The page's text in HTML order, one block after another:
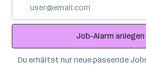
Adresse
Job-Alarm anlegen
Du erhältst nur neue passende